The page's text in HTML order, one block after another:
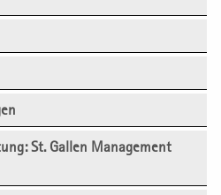
St. Gallen Management